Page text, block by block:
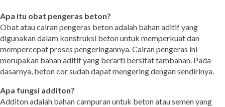
Apa itu obat pengeras beton?
Obat atau cairan pengeras beton adalah bahan aditif yang
digunakan dalam konstruksi beton untuk memperkuat dan
mempercepat proses pengeringannya. Cairan pengeras ini
merupakan bahan aditif yang berarti bersifat tambahan. Pada
dasarnya, beton cor sudah dapat mengering dengan sendirinya.
Apa fungsi additon?
Additon adalah bahan campuran untuk beton atau semen yang